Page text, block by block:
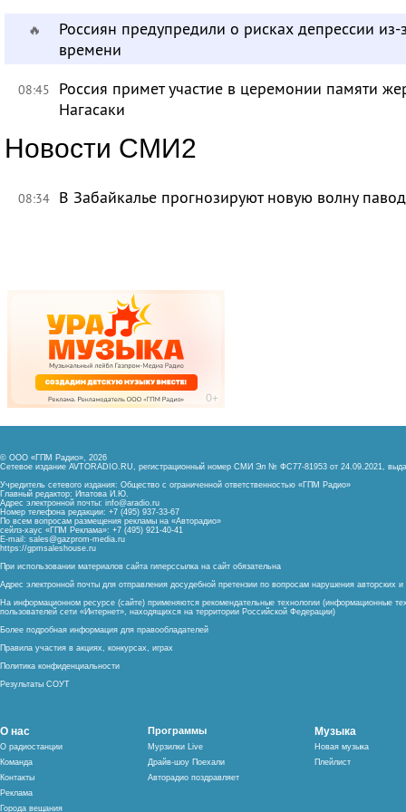
🔥
Россиян предупредили о рисках депрессии из-
времени
08:45
Россия примет участие в церемонии памяти
Нагасаки
Новости СМИ2
08:34 В Забайкалье прогнозируют новую волну
© ООО «ГПМ Радио», 2026
Сетевое издание AVTORADIO.RU, регистрационный номер СМИ Эл № ФС77-81953 от 24.09.2021,
Учредитель сетевого издания: Общество с ограниченной ответственностью «ГПМ Радио»
Главный редактор: Ипатова И.Ю.
Адрес электронной почты: info@aradio.ru
Номер телефона редакции: +7 (495) 937-33-67
По всем вопросам размещения рекламы на «Авторадио»
сейлз-хаус «ГПМ Реклама»: +7 (495) 921-40-41
E-mail: sales@gazprom-media.ru
https://gpmsaleshouse.ru
При использовании материалов сайта гиперссылка на сайт обязательна
Адрес электронной почты для отправления досудебной претензии по вопросам нарушения авторских
На информационном ресурсе (сайте) применяются рекомендательные технологии (информационные
пользователей сети «Интернет», находящихся на территории Российской Федерации)
Более подробная информация для правообладателей
Правила участия в акциях, конкурсах, играх
Политика конфиденциальности
Результаты СОУТ
О нас
О радиостанции
Команда
Контакты
Реклама
Города вещания
Программы
Мурзилки Live
Драйв-шоу Поехали
Авторадио поздравляет
Музыка
Новая музыка
Плейлист